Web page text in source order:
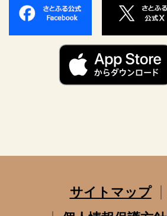
サイトマップ